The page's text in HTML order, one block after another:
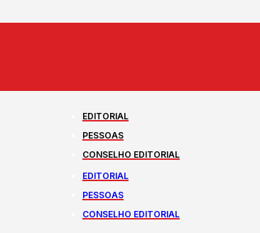
EDITORIAL
PESSOAS
CONSELHO EDITORIAL
EDITORIAL
PESSOAS
CONSELHO EDITORIAL